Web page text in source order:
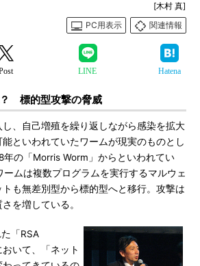
[木村 真]
PC用表示
関連情報
LINE Hatena
標的型攻撃の脅威
、自己増殖を繰り返しながら感染を拡大
といわれていたワームが現実のものとし
年の「Morris Worm」からといわれてい
ムは複数プログラムを実行するマルウェ
も無差別型から標的型へと移行。攻撃は
を増している。
「RSA
いて、「ネット